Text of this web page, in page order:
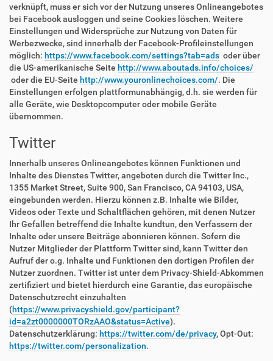
verknüpft, muss er sich vor der Nutzung unseres Onlineangebotes
bei Facebook ausloggen und seine Cookies löschen. Weitere
Einstellungen und Widersprüche zur Nutzung von Daten für
Werbezwecke, sind innerhalb der Facebook-Profileinstellungen
möglich: https://www.facebook.com/settings?tab=ads oder über
die US-amerikanische Seite http://www.aboutads.info/choices/
oder die EU-Seite http://www.youronlinechoices.com/. Die
Einstellungen erfolgen plattformunabhängig, d.h. sie werden für
alle Geräte, wie Desktopcomputer oder mobile Geräte
übernommen.
Twitter
Innerhalb unseres Onlineangebotes können Funktionen und
Inhalte des Dienstes Twitter, angeboten durch die Twitter Inc.,
1355 Market Street, Suite 900, San Francisco, CA 94103, USA,
eingebunden werden. Hierzu können z.B. Inhalte wie Bilder,
Videos oder Texte und Schaltflächen gehören, mit denen Nutzer
Ihr Gefallen betreffend die Inhalte kundtun, den Verfassern der
Inhalte oder unsere Beiträge abonnieren können. Sofern die
Nutzer Mitglieder der Plattform Twitter sind, kann Twitter den
Aufruf der o.g. Inhalte und Funktionen den dortigen Profilen der
Nutzer zuordnen. Twitter ist unter dem Privacy-Shield-Abkommen
zertifiziert und bietet hierdurch eine Garantie, das europäische
Datenschutzrecht einzuhalten
(https://www.privacyshield.gov/participant?
id=a2zt0000000TORzAAO&status=Active).
Datenschutzerklärung: https://twitter.com/de/privacy, Opt-Out:
https://twitter.com/personalization.